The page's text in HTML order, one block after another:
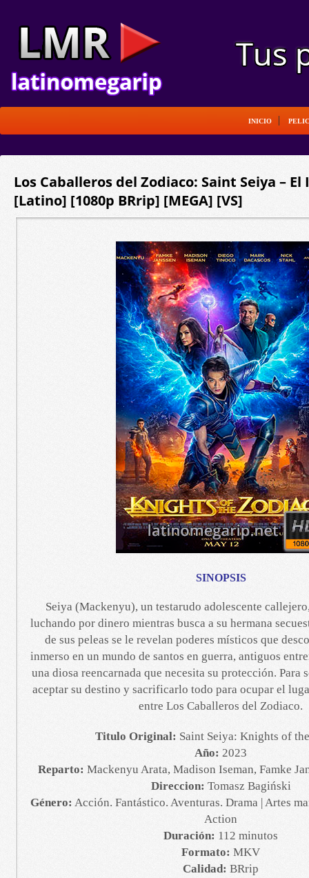
INICIO
Los Caballeros del Zodiaco: Saint Seiya – El
[Latino] [1080p BRrip] [MEGA] [VS]
SINOPSIS
Seiya (Mackenyu), un testarudo adolescente
luchando por dinero mientras busca a su hermana
de sus peleas se le revelan poderes místicos que
inmerso en un mundo de santos en guerra, antiguos
una diosa reencarnada que necesita su protección. Para
aceptar su destino y sacrificarlo todo para ocupar el
entre Los Caballeros del Zodiaco.
Titulo Original: Saint Seiya: Knights of
Año: 2023
Reparto: Mackenyu Arata, Madison Iseman, Famke
Direccion: Tomasz Bagiński
Género: Acción. Fantástico. Aventuras. Drama | Artes
Action
Duración: 112 minutos
Formato: MKV
Calidad: BRrip